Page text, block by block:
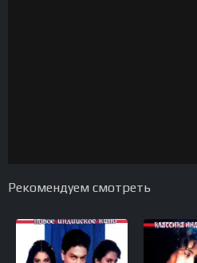
Рекомендуем смотреть